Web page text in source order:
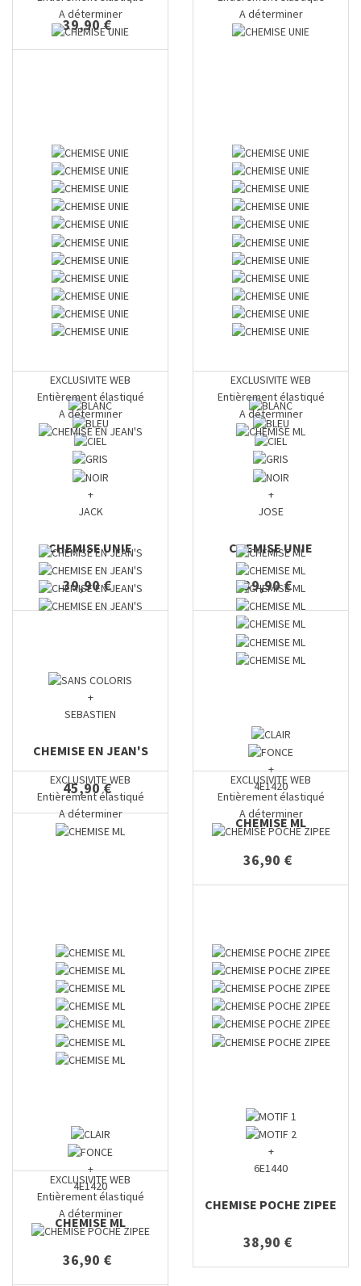
39,90 €
A déterminer
+
JACK
CHEMISE UNIE
39,90 €
A déterminer
+
JOSE
CHEMISE UNIE
39,90 €
EXCLUSIVITE WEB
Entièrement élastiqué
A déterminer
+
SEBASTIEN
CHEMISE EN JEAN'S
45,90 €
EXCLUSIVITE WEB
Entièrement élastiqué
A déterminer
+
4E1420
CHEMISE ML
36,90 €
EXCLUSIVITE WEB
Entièrement élastiqué
A déterminer
+
4E1420
CHEMISE ML
36,90 €
EXCLUSIVITE WEB
Entièrement élastiqué
A déterminer
+
6E1440
CHEMISE POCHE ZIPEE
38,90 €
EXCLUSIVITE WEB
Entièrement élastiqué
A déterminer